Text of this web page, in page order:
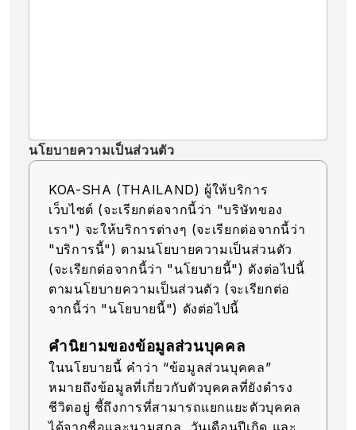
นโยบายความเป็นส่วนตัว
KOA-SHA (THAILAND) ผู้ให้บริการ
เว็บไซต์ (จะเรียกต่อจากนี้ว่า "บริษัทของ
เรา") จะให้บริการต่างๆ (จะเรียกต่อจากนี้ว่า
"บริการนี้") ตามนโยบายความเป็นส่วนตัว
(จะเรียกต่อจากนี้ว่า "นโยบายนี้") ดังต่อไปนี้
ตามนโยบายความเป็นส่วนตัว (จะเรียกต่อ
จากนี้ว่า "นโยบายนี้") ดังต่อไปนี้
คำนิยามของข้อมูลส่วนบุคคล
ในนโยบายนี้ คำว่า “ข้อมูลส่วนบุคคล”
หมายถึงข้อมูลที่เกี่ยวกับตัวบุคคลที่ยังดำรง
ชีวิตอยู่ ชี้ถึงการที่สามารถแยกแยะตัวบุคคล
ได้จากชื่อและนามสกุล, วันเดือนปีเกิด และ